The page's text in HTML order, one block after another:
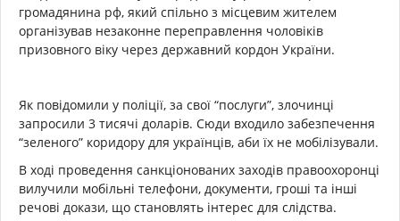
громадянина рф, який спільно з місцевим жителем
організував незаконне переправлення чоловіків
призовного віку через державний кордон України.
Як повідомили у поліції, за свої “послуги”, злочинці
запросили 3 тисячі доларів. Сюди входило забезпечення
“зеленого” коридору для українців, аби їх не мобілізували.
В ході проведення санкціонованих заходів правоохоронці
вилучили мобільні телефони, документи, гроші та інші
речові докази, що становлять інтерес для слідства.